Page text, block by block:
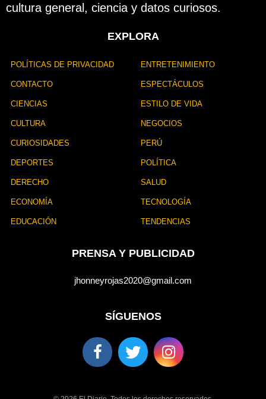
cultura general, ciencia y datos curiosos.
EXPLORA
POLÍTICAS DE PRIVACIDAD
CONTACTO
CIENCIAS
CULTURA
CURIOSIDADES
DEPORTES
DERECHO
ECONOMÍA
EDUCACIÓN
ENTRETENIMIENTO
ESPECTÁCULOS
ESTILO DE VIDA
NEGOCIOS
PERÚ
POLÍTICA
SALUD
TECNOLOGÍA
TENDENCIAS
PRENSA Y PUBLICIDAD
jhonneyrojas2020@gmail.com
SÍGUENOS